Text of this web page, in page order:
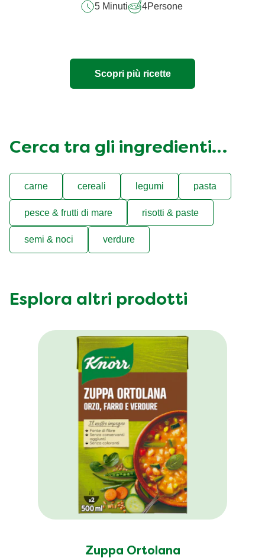
5 Minuti
4Persone
Scopri più ricette
Cerca tra gli ingredienti…
carne cereali legumi pasta
pesce & frutti di mare risotti & paste
semi & noci verdure
Esplora altri prodotti
Zuppa Ortolana